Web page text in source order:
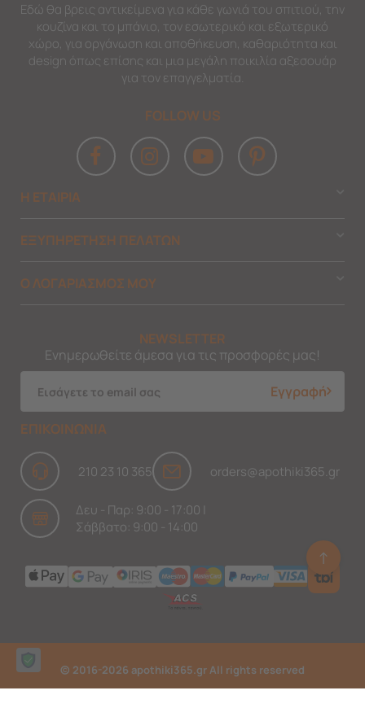
Εδώ θα βρεις αντικείμενα για κάθε γωνιά του σπιτιού, την
κουζίνα και το μπάνιο, τον εσωτερικό και εξωτερικό
χώρο, για οργάνωση και αποθήκευση, καθαριότητα και
design όπως επίσης και μια μεγάλη ποικιλία αξεσουάρ
για τον επαγγελματία.
FOLLOW US
Η ΕΤΑΙΡΙΑ
ΕΞΥΠΗΡΕΤΗΣΗ ΠΕΛΑΤΩΝ
Ο ΛΟΓΑΡΙΑΣΜΟΣ ΜΟΥ
NEWSLETTER
Ενημερωθείτε άμεσα για τις προσφορές μας!
Εγγραφή
ΕΠΙΚΟΙΝΩΝΙΑ
210 23 10 365 orders@apothiki365.gr
Δευ - Παρ: 9:00 - 17:00 |
Σάββατο: 9:00 - 14:00
↑
© 2016-2026 apothiki365.gr All rights reserved
Ask Findi